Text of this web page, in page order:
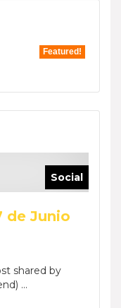
Featured!
Social
de Junio
shared by
...